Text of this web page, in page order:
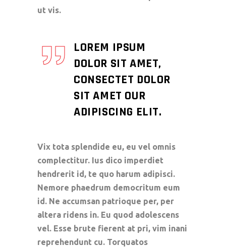
ut vis.
LOREM IPSUM
DOLOR SIT AMET,
CONSECTET DOLOR
SIT AMET OUR
ADIPISCING ELIT.
Vix tota splendide eu, eu vel omnis
complectitur. Ius dico imperdiet
hendrerit id, te quo harum adipisci.
Nemore phaedrum democritum eum
id. Ne accumsan patrioque per, per
altera ridens in. Eu quod adolescens
vel. Esse brute fierent at pri, vim inani
reprehendunt cu. Torquatos